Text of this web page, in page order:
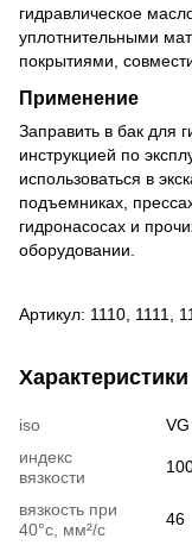
гидравлическое
уплотнительными
покрытиями,
Применение
Заправить в бак для
инструкцией по
использоваться в
подъемниках,
гидронасосах и
оборудовании.
Артикул: 1110, 1111,
Характеристики
iso
индекс
вязкости
вязкость при
40°c, мм²/с
46